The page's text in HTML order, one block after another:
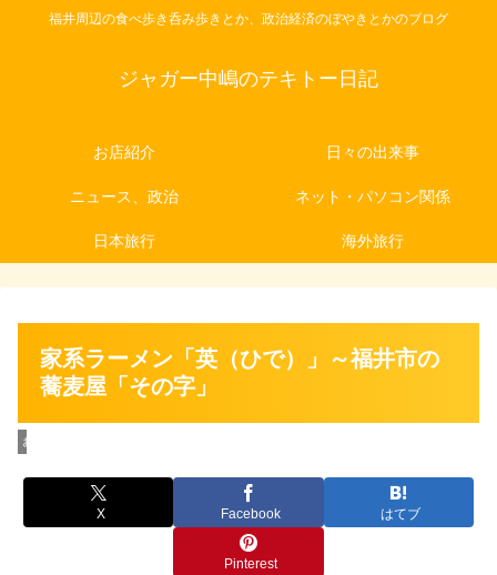
福井周辺の食べ歩き呑み歩きとか、政治経済のぼやきとかのブログ
ジャガー中嶋のテキトー日記
お店紹介 日々の出来事
ニュース、政治 ネット・パソコン関係
日本旅行 海外旅行
家系ラーメン「英（ひで）」～福井市の
蕎麦屋「その字」
お店紹介
X Facebook はてブ
Pinterest